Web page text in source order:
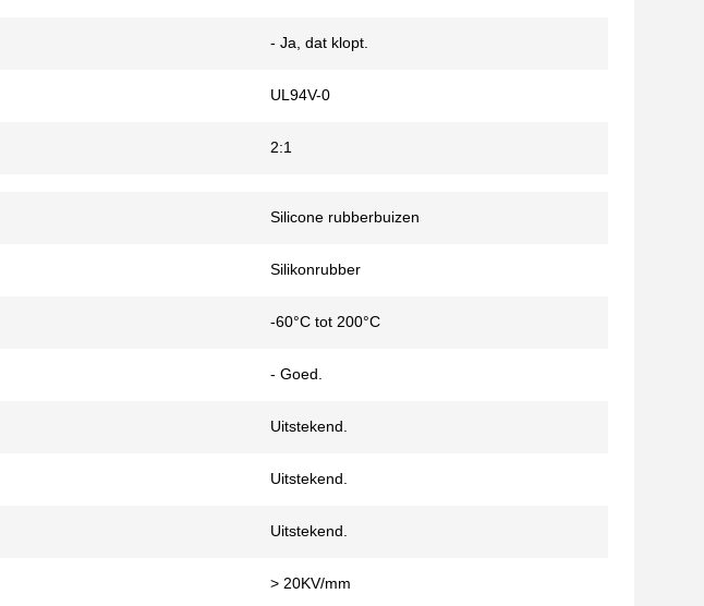
- Ja, dat klopt.
UL94V-0
2:1
Silicone rubberbuizen
Silikonrubber
-60°C tot 200°C
- Goed.
Uitstekend.
Uitstekend.
Uitstekend.
> 20KV/mm